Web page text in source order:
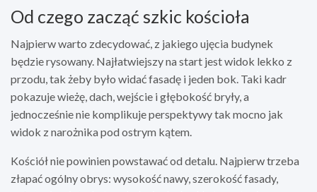
Od czego zacząć szkic kościoła
Najpierw warto zdecydować, z jakiego ujęcia budynek
będzie rysowany. Najłatwiejszy na start jest widok lekko z
przodu, tak żeby było widać fasadę i jeden bok. Taki kadr
pokazuje wieżę, dach, wejście i głębokość bryły, a
jednocześnie nie komplikuje perspektywy tak mocno jak
widok z narożnika pod ostrym kątem.
Kościół nie powinien powstawać od detalu. Najpierw trzeba
złapać ogólny obrys: wysokość nawy, szerokość fasady,